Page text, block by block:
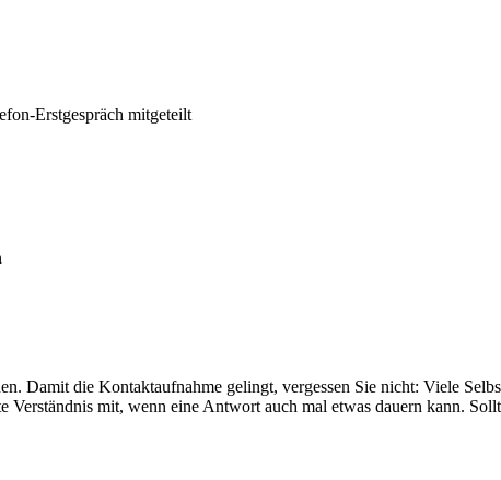
Erstgespräch mitgeteilt
Damit die Kontaktaufnahme gelingt, vergessen Sie nicht: Viele
mit, wenn eine Antwort auch mal etwas dauern kann.